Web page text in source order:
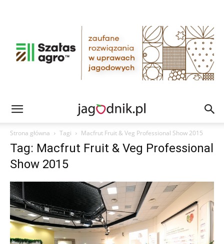
Strona główna Tagi Macfrut Fruit & Veg Professional Show 2015
Tag: Macfrut Fruit & Veg Professional
Show 2015